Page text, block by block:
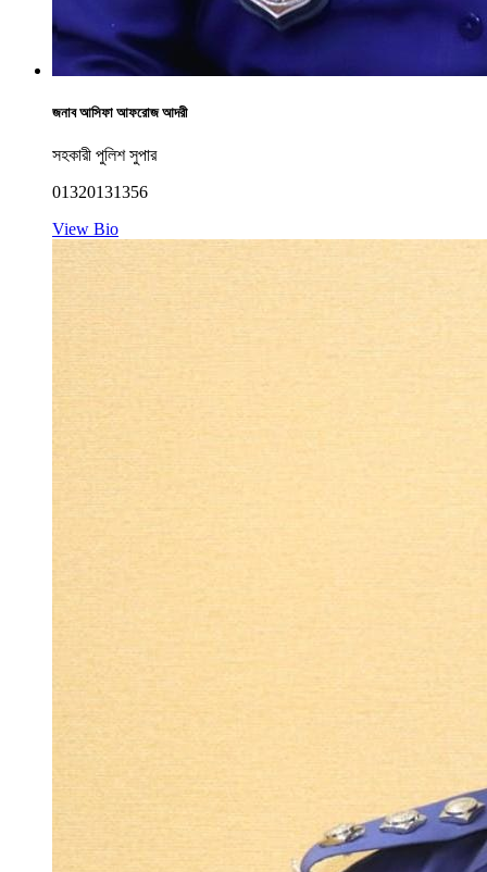
জনাব আসিফা আফরোজ আদরী
সহকারী পুলিশ সুপার
01320131356
View Bio